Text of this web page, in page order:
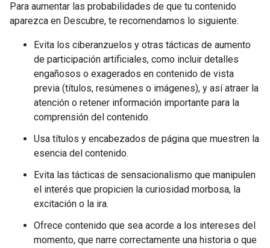
Para aumentar las probabilidades de que tu contenido
aparezca en Descubre, te recomendamos lo siguiente:
Evita los ciberanzuelos y otras tácticas de aumento
de participación artificiales, como incluir detalles
engañosos o exagerados en contenido de vista
previa (títulos, resúmenes o imágenes), y así atraer la
atención o retener información importante para la
comprensión del contenido.
Usa títulos y encabezados de página que muestren la
esencia del contenido.
Evita las tácticas de sensacionalismo que manipulen
el interés que propicien la curiosidad morbosa, la
excitación o la ira.
Ofrece contenido que sea acorde a los intereses del
momento, que narre correctamente una historia o que